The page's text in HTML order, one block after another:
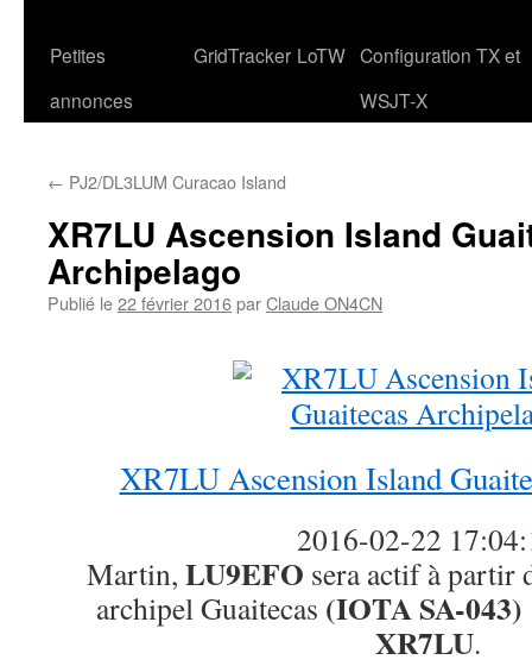
Petites
annonces
GridTracker LoTW Configuration TX et
WSJT-X
← PJ2/DL3LUM Curacao Island
XR7LU Ascension Island
Archipelago
Publié le22 février 2016parClaude ON4CN
XR7LU Ascension Island
2016-02-22
Martin, LU9EFO sera actif à partir
archipel Guaitecas (IOTA SA-043)
XR7LU.